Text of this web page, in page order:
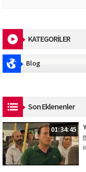
KATEGORİLER
Blog
Son Eklenenler
01:34:45